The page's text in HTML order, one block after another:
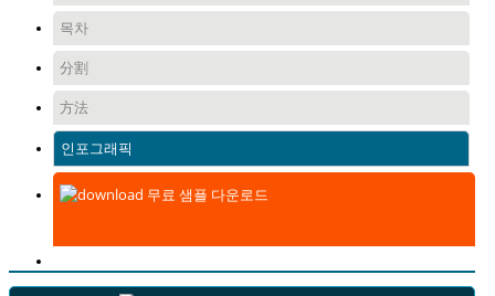
목차
分割
方法
인포그래픽
무료 샘플 다운로드